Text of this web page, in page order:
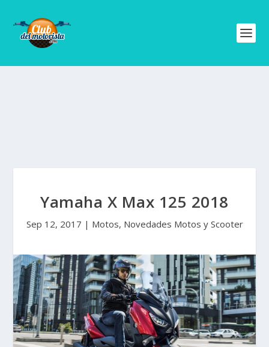
Yamaha X Max 125 2018
Sep 12, 2017 | Motos, Novedades Motos y Scooter